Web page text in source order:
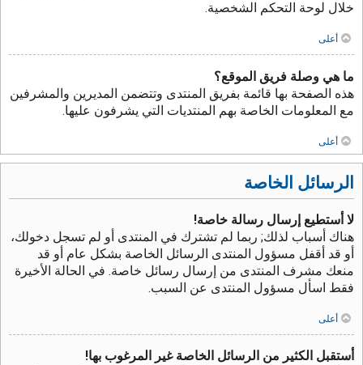
خلال لوحة التحكم الشخصية.
أعلى
ما هي وصلة فريق الموقع؟
هذه الصفحة بها قائمة بفريق المنتدى وتتضمن المديرين والمشرفين
مع المعلومات الخاصة بهم المنتديات التي يشرفون عليها.
أعلى
الرسائل الخاصة
لا أستطيع إرسال رسالة خاصة!
هناك أسباب لذلك; ربما لم تشترك في المنتدى أو لم تسجل دخولك،
أو قد أقفل مسؤول المنتدى الرسائل الخاصة بشكل عام أو قد
منعك مشرف المنتدى من إرسال رسائل خاصة. في الحالة الأخيرة
فقط اسأل مسؤول المنتدى عن السبب.
أعلى
أستقبل الكثير من الرسائل الخاصة غير المرغوب بها!